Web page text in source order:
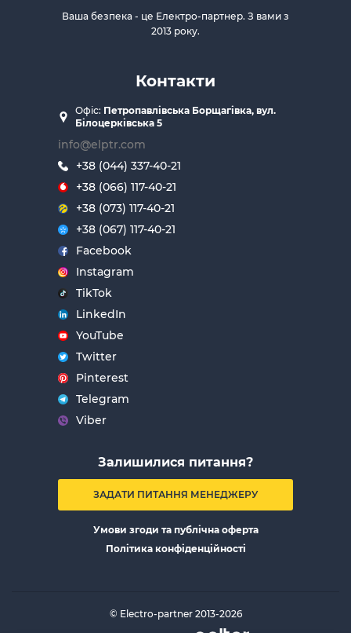
Ваша безпека - це Електро-партнер. З вами з
2013 року.
Контакти
Офіс: Петропавлівська Борщагівка, вул.
Білоцерківська 5
info@elptr.com
+38 (044) 337-40-21
+38 (066) 117-40-21
+38 (073) 117-40-21
+38 (067) 117-40-21
Facebook
Instagram
TikTok
LinkedIn
YouTube
Twitter
Pinterest
Telegram
Viber
Залишилися питання?
ЗАДАТИ ПИТАННЯ МЕНЕДЖЕРУ
Умови згоди та публічна оферта
Політика конфіденційності
© Electro-partner 2013-2026